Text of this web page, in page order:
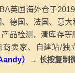
英国海外仓于
、德国、法国、意
品检测，清库存
商卖家、自建站/独
）
→ 长按复制